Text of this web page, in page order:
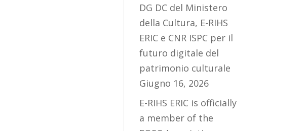
DG DC del Ministero
della Cultura, E-RIHS
ERIC e CNR ISPC per il
futuro digitale del
patrimonio culturale
Giugno 16, 2026
E-RIHS ERIC is officially
a member of the